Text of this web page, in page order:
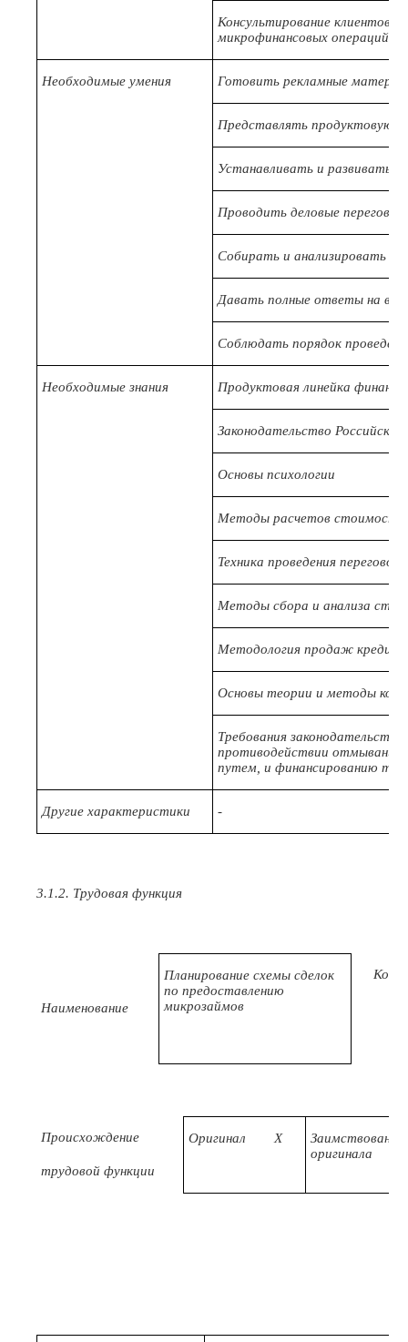
Консультирование клиентов
микрофинансовых операций
Необходимые умения Готовить рекламные
Представлять продуктовую
Устанавливать и развивать
Проводить деловые
Собирать и анализировать
Давать полные ответы на
Соблюдать порядок
Необходимые знания Продуктовая линейка
Законодательство
Основы психологии
Методы расчетов стоимости
Техника проведения
Методы сбора и анализа
Методология продаж
Основы теории и методы
Требования
противодействии отмыванию
путем, и финансированию
Другие характеристики -
3.1.2. Трудовая функция
Наименование
Планирование схемы сделок
по предоставлению
микрозаймов
Код
Происхождение
трудовой функции
Оригинал X
Заимствовано
оригинала